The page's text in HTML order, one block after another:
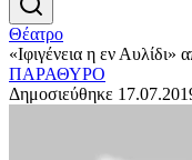
Θέατρο
«Ιφιγένεια η εν
ΠΑΡΑΘΥΡΟ
Δημοσιεύθηκε